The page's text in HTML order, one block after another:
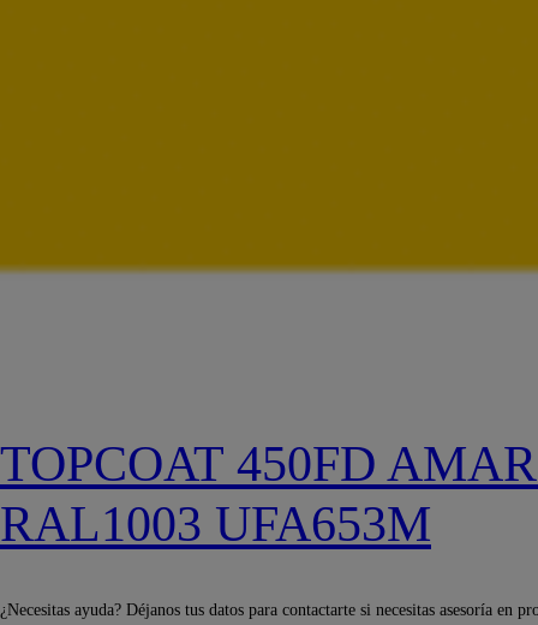
TOPCOAT 450FD
RAL1003 UFA653M
¿Necesitas ayuda? Déjanos tus datos para contactarte si necesitas asesoría en